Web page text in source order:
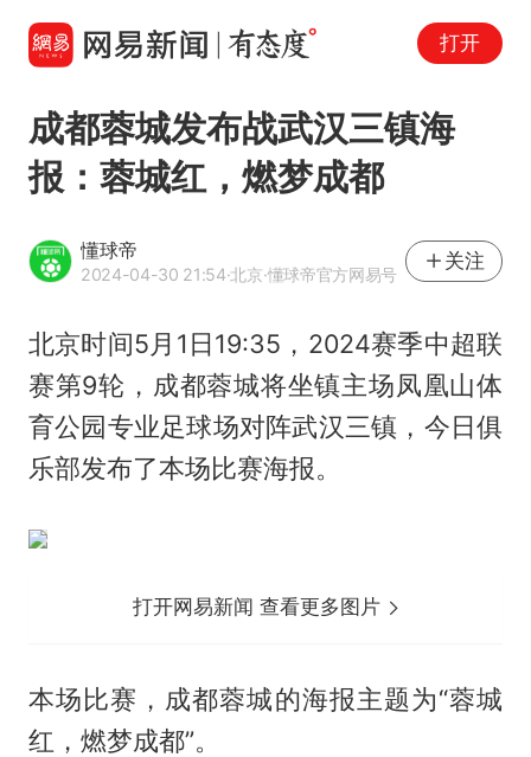
打开
成都蓉城发布战武汉三镇海
报：蓉城红，燃梦成都
懂球帝
2024-04-30 21:54·北京·懂球帝官方网易号
关注
北京时间5月1日19:35，2024赛季中超联
赛第9轮，成都蓉城将坐镇主场凤凰山体
育公园专业足球场对阵武汉三镇，今日俱
乐部发布了本场比赛海报。
打开网易新闻 查看更多图片
本场比赛，成都蓉城的海报主题为“蓉城
红，燃梦成都”。